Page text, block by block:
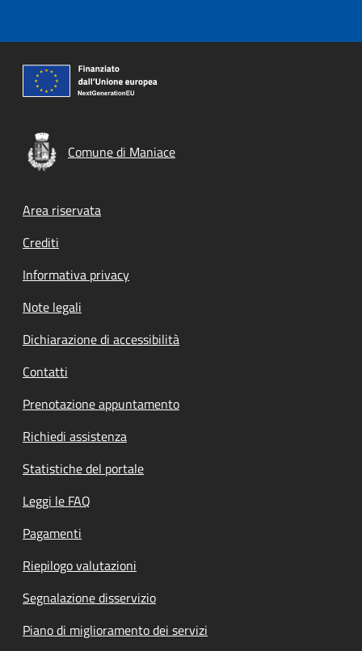
Comune di Maniace
Footer menu
Area riservata
Crediti
Informativa privacy
Note legali
Dichiarazione di accessibilità
Contatti
Prenotazione appuntamento
Richiedi assistenza
Statistiche del portale
Leggi le FAQ
Pagamenti
Riepilogo valutazioni
Segnalazione disservizio
Piano di miglioramento dei servizi